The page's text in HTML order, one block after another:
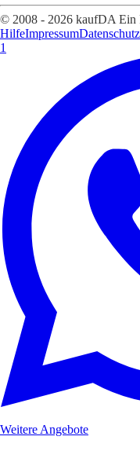
© 2008 - 2026 kaufDA Ein
HilfeImpressumDatenschutz
1
Weitere Angebote